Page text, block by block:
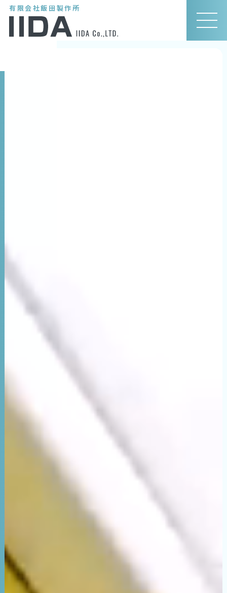
有限会社飯田製作所
MEN
U